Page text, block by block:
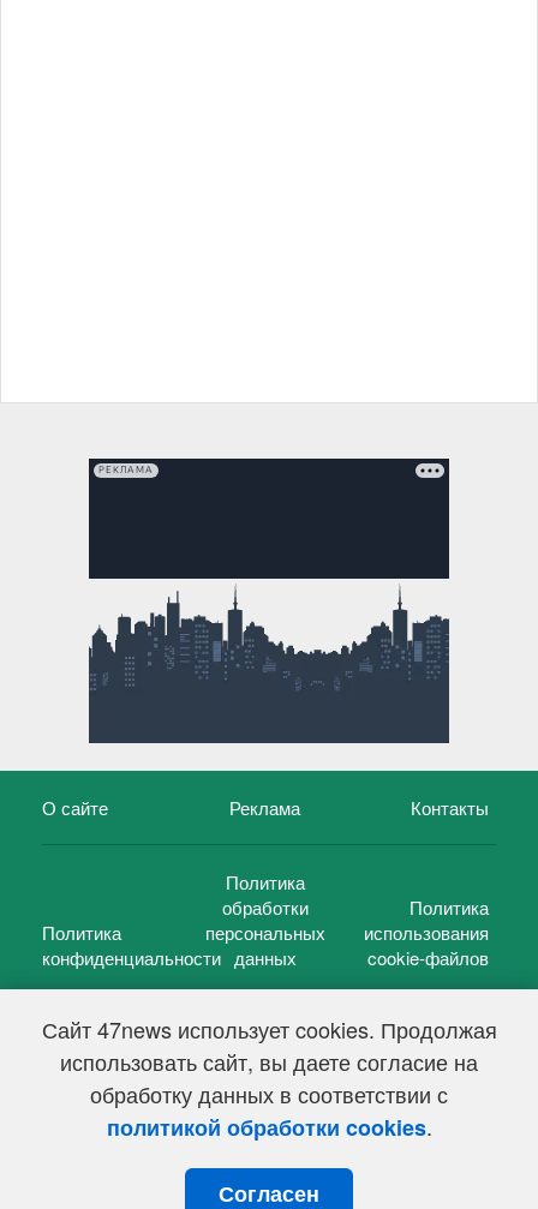
Сайт 47news использует cookies. Продолжая
использовать сайт, вы даете согласие на
обработку данных в соответствии с
политикой обработки cookies.
Согласен
РЕКЛАМА
О сайте Реклама Контакты
Политика
конфиденциальности
Политика
обработки
персональных
данных
Политика
использования
cookie-файлов
47 новостей (47 news)2005 — 2026 г.
Свидетельство о регистрации СМИ Эл № ФС 77-39848, выдано
Федеральной службой по надзору в сфере связи,
информационных технологий и массовых коммуникаций